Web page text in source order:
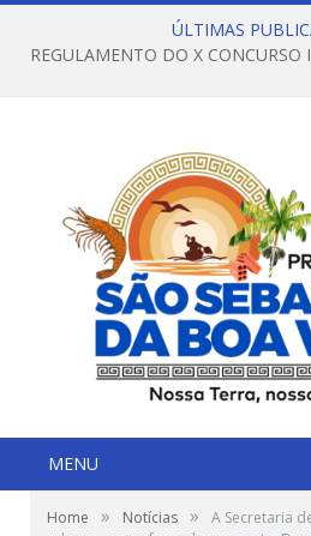
ÚLTIMAS
MENU
Home » Notícias »
A Secretaria